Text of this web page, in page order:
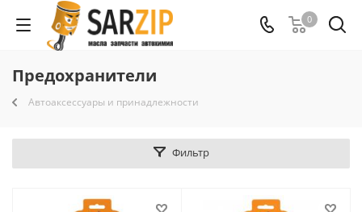
0
Предохранители
Автоаксессуары и принадлежности
Фильтр